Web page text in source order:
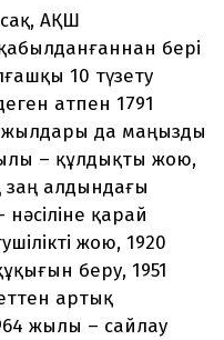
АҚШ
бері
10 түзету
атпен 1791
жылдары да маңызды
– құлдықты жою,
алдындағы
нәсіліне қарай
жою, 1920
беру, 1951
артық
жылы – сайлау